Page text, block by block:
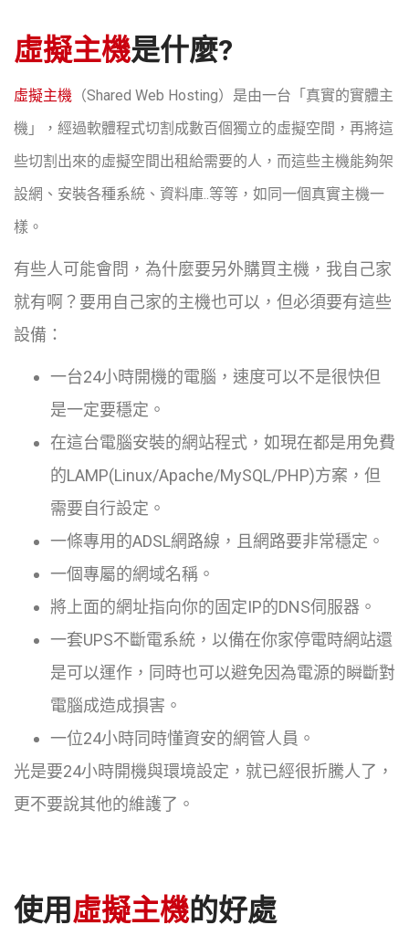
虛擬主機是什麼?
虛擬主機 （Shared Web Hosting）是由一台「真實的實體主
機」，經過軟體程式切割成數百個獨立的虛擬空間，再將這
些切割出來的虛擬空間出租給需要的人，而這些主機能夠架
設網、安裝各種系統、資料庫..等等，如同一個真實主機一
樣。
有些人可能會問，為什麼要另外購買主機，我自己家
就有啊？要用自己家的主機也可以，但必須要有這些
設備：
一台24小時開機的電腦，速度可以不是很快但
是一定要穩定。
在這台電腦安裝的網站程式，如現在都是用免費
的LAMP(Linux/Apache/MySQL/PHP)方案，但
需要自行設定。
一條專用的ADSL網路線，且網路要非常穩定。
一個專屬的網域名稱。
將上面的網址指向你的固定IP的DNS伺服器。
一套UPS不斷電系統，以備在你家停電時網站還
是可以運作，同時也可以避免因為電源的瞬斷對
電腦成造成損害。
一位24小時同時懂資安的網管人員。
光是要24小時開機與環境設定，就已經很折騰人了，
更不要說其他的維護了。
使用虛擬主機的好處